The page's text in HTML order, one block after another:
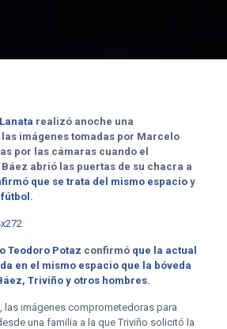
realizó anoche una
imágenes tomadas por Marcelo
por las cámaras cuando el
abrió las puertas de su chacra a
que se trata del mismo espacioy
.
Teodoro Potaz confirmó que la actual
en el mismo espacio que la bóveda
Triviño y otros hombres.
las imágenes comprometedoras para
una familia a la que Triviño solicitó la